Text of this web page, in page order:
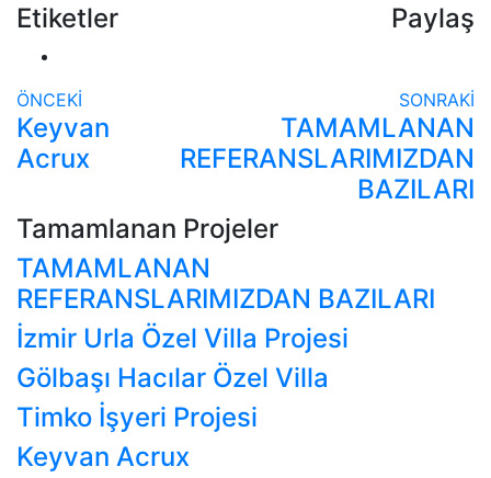
Etiketler Paylaş
ÖNCEKİ
Keyvan
Acrux
SONRAKİ
TAMAMLANAN
REFERANSLARIMIZDAN
BAZILARI
Tamamlanan Projeler
TAMAMLANAN
REFERANSLARIMIZDAN BAZILARI
İzmir Urla Özel Villa Projesi
Gölbaşı Hacılar Özel Villa
Timko İşyeri Projesi
Keyvan Acrux